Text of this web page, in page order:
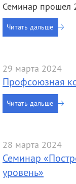
Семинар прошел
Читать дальше
29 марта 2024
Профсоюзная
Читать дальше
28 марта 2024
Семинар
уровень»